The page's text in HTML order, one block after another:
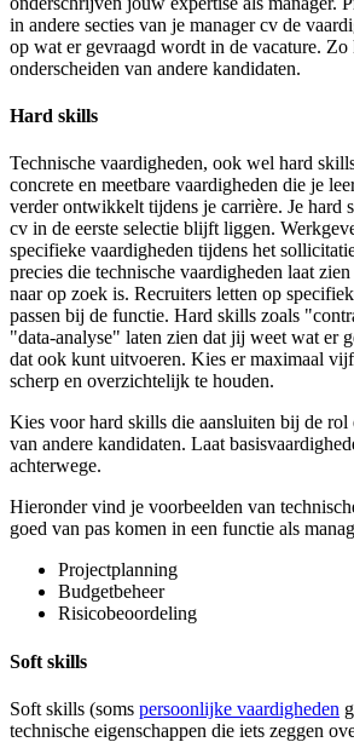
in andere secties van je manager cv de
op wat er gevraagd wordt in de vacature. Zo
onderscheiden van andere kandidaten.
Hard skills
Technische vaardigheden, ook wel hard
concrete en meetbare vaardigheden die je
verder ontwikkelt tijdens je carrière. Je hard
cv in de eerste selectie blijft liggen.
specifieke vaardigheden tijdens het
precies die technische vaardigheden laat
naar op zoek is. Recruiters letten op
passen bij de functie. Hard skills zoals
"data-analyse" laten zien dat jij weet wat er
dat ook kunt uitvoeren. Kies er maximaal
scherp en overzichtelijk te houden.
Kies voor hard skills die aansluiten bij de rol
van andere kandidaten. Laat
achterwege.
Hieronder vind je voorbeelden van
goed van pas komen in een functie als
Projectplanning
Budgetbeheer
Risicobeoordeling
Soft skills
Soft skills (soms persoonlijke vaardigheden
technische eigenschappen die iets zeggen